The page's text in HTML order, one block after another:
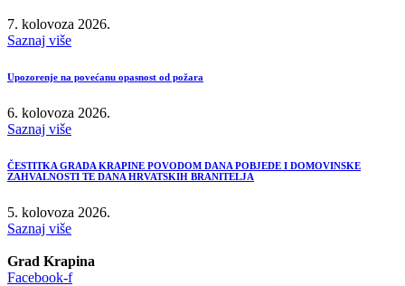
7. kolovoza 2026.
Saznaj više
Upozorenje na povećanu opasnost od požara
6. kolovoza 2026.
Saznaj više
ČESTITKA GRADA KRAPINE POVODOM DANA POBJEDE I DOMOVINSKE
ZAHVALNOSTI TE DANA HRVATSKIH BRANITELJA
5. kolovoza 2026.
Saznaj više
Grad Krapina
Facebook-f